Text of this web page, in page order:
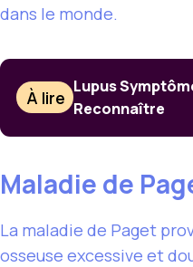
dans le monde.
À lire
Lupus
Reconnaître
Maladie de
La maladie de Paget
osseuse excessive et